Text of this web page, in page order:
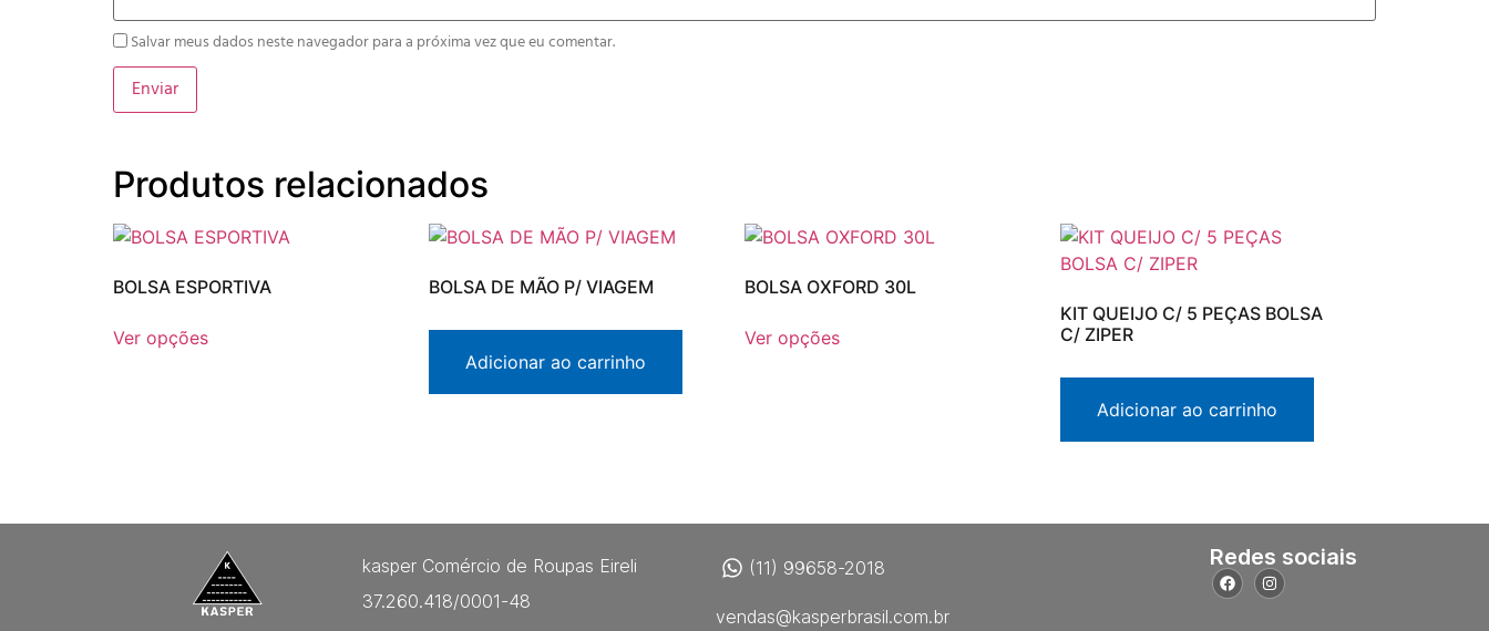
Salvar meus dados neste navegador para a próxima vez que eu comentar.
Produtos relacionados
BOLSA ESPORTIVA
Ver opções
BOLSA DE MÃO P/ VIAGEM
Adicionar ao carrinho
BOLSA OXFORD 30L
Ver opções
KIT QUEIJO C/ 5 PEÇAS BOLSA
C/ ZIPER
Adicionar ao carrinho
kasper Comércio de Roupas Eireli
37.260.418/0001-48
(11) 99658-2018
vendas@kasperbrasil.com.br
Redes sociais